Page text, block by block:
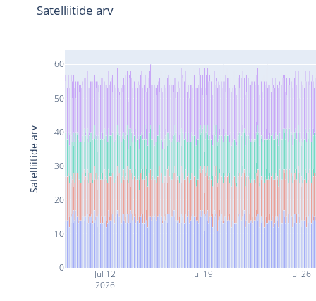
Jul 12
2026
Jul 19 Jul 26
0
10
20
30
40
50
60
Satelliitide arv
Satelliitide arv